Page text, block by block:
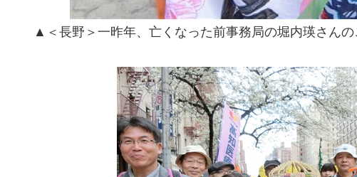
▲＜長野＞一昨年、亡くなった前事務局の堀内瑛さんの